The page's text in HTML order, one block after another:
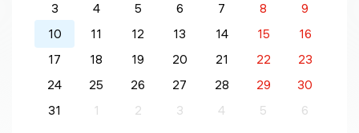
3
4 5 6 7 8
9
10
11 12 13 14 15
16
17
18 19 20 21 22
23
24
25 26 27 28 29
30
31
1 2 3 4 5 6